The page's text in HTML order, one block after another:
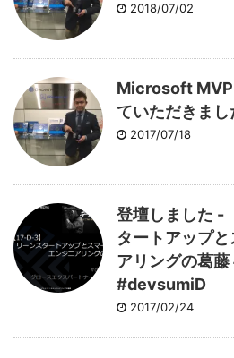
2018/07/02
Microsoft MVP
ていただきまし
2017/07/18
登壇しました -
タートアップ
アリングの葛
#devsumiD
2017/02/24